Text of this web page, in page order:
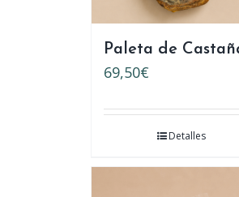
Paleta de
69,50€
Detalles